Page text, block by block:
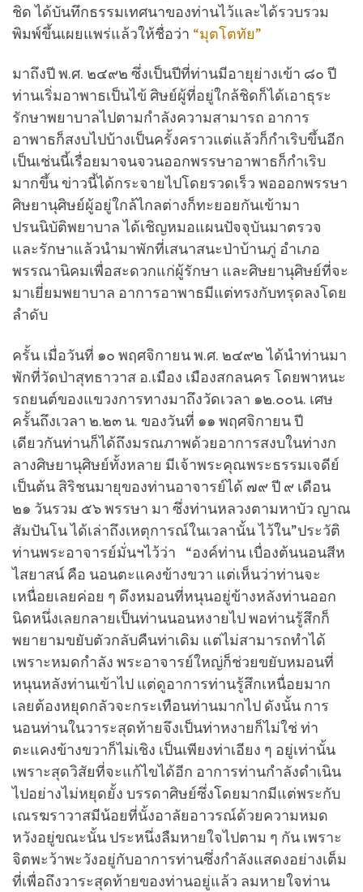
ชิด ได้บันทึกธรรมเทศนาของท่านไว้และได้รวบรวม
พิมพ์ขึ้นเผยแพร่แล้วให้ชื่อว่า “มุตโตทัย”
มาถึงปี พ.ศ. ๒๔๙๒ ซึ่งเป็นปีที่ท่านมีอายุย่างเข้า ๘๐ ปี
ท่านเริ่มอาพาธเป็นไข้ ศิษย์ผู้ที่อยู่ใกล้ชิดก็ได้เอาธุระ
รักษาพยาบาลไปตามกำลังความสามารถ อาการ
อาพาธก็สงบไปบ้างเป็นครั้งคราวแต่แล้วก็กำเริบขึ้นอีก
เป็นเช่นนี้เรื่อยมาจนจวนออกพรรษาอาพาธก็กำเริบ
มากขึ้น ข่าวนี้ได้กระจายไปโดยรวดเร็ว พอออกพรรษา
ศิษยานุศิษย์ผู้อยู่ใกล้ไกลต่างก็ทะยอยกันเข้ามา
ปรนนิบัติพยาบาล ได้เชิญหมอแผนปัจจุบันมาตรวจ
และรักษาแล้วนำมาพักที่เสนาสนะป่าบ้านภู่ อำเภอ
พรรณานิคมเพื่อสะดวกแก่ผู้รักษา และศิษยานุศิษย์ที่จะ
มาเยี่ยมพยาบาล อาการอาพาธมีแต่ทรงกับทรุดลงโดย
ลำดับ
ครั้น เมื่อวันที่ ๑๐ พฤศจิกายน พ.ศ. ๒๔๙๒ ได้นำท่านมา
พักที่วัดป่าสุทธาวาส อ.เมือง เมืองสกลนคร โดยพาหนะ
รถยนต์ของแขวงการทางมาถึงวัดเวลา ๑๒.๐๐น. เศษ
ครั้นถึงเวลา ๒.๒๓ น. ของวันที่ ๑๑ พฤศจิกายน ปี
เดียวกันท่านก็ได้ถึงมรณภาพด้วยอาการสงบในท่างก
ลางศิษยานุศิษย์ทั้งหลาย มีเจ้าพระคุณพระธรรมเจดีย์
เป็นต้น สิริชนมายุของท่านอาจารย์ได้ ๗๙ ปี ๙ เดือน
๒๑ วันรวม ๕๖ พรรษา มา ซึ่งท่านหลวงตามหาบัว ญาณ
สัมปันโน ได้เล่าถึงเหตุการณ์ในเวลานั้น ไว้ใน”ประวัติ
ท่านพระอาจารย์มั่นฯไว้ว่า “องค์ท่าน เบื่องต้นนอนสีห
ไสยาสน์ คือ นอนตะแคงข้างขวา แต่เห็นว่าท่านจะ
เหนื่อยเลยค่อย ๆ ดึงหมอนที่หนุนอยู่ข้างหลังท่านออก
นิดหนึ่งเลยกลายเป็นท่านนอนหงายไป พอท่านรู้สึกก็
พยายามขยับตัวกลับคืนท่าเดิม แต่ไม่สามารถทำได้
เพราะหมดกำลัง พระอาจารย์ใหญ่ก็ช่วยขยับหมอนที่
หนุนหลังท่านเข้าไป แต่ดูอาการท่านรู้สึกเหนื่อยมาก
เลยต้องหยุดกลัวจะกระเทือนท่านมากไป ดังนั้น การ
นอนท่านในวาระสุดท้ายจึงเป็นท่าหงายก็ไม่ใช่ ท่า
ตะแคงข้างขวาก็ไม่เชิง เป็นเพียงท่าเอียง ๆ อยู่เท่านั้น
เพราะสุดวิสัยที่จะแก้ไขได้อีก อาการท่านกำลังดำเนิน
ไปอย่างไม่หยุดยั้ง บรรดาศิษย์ซึ่งโดยมากมีแต่พระกับ
เณรฆราวาสมีน้อยที่นั้งอาลัยอาวรณ์ด้วยความหมด
หวังอยู่ขณะนั้น ประหนึ่งลืมหายใจไปตาม ๆ กัน เพราะ
จิตพะว้าพะวังอยู่กับอาการท่านซึ่งกำลังแสดงอย่างเต็ม
ที่เพื่อถึงวาระสุดท้ายของท่านอยู่แล้ว ลมหายใจท่าน